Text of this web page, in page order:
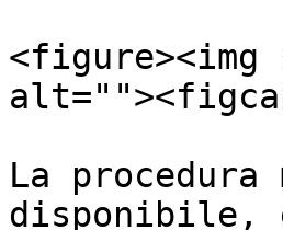
<figure><img
La procedura
disponibile,